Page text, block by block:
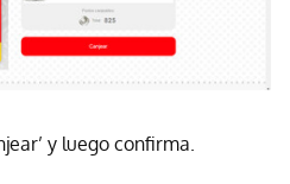
y luego confirma.